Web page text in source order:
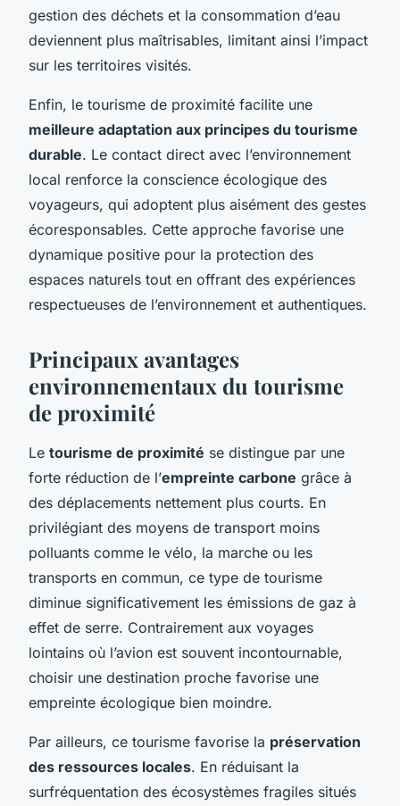
gestion des déchets et la consommation d’eau
deviennent plus maîtrisables, limitant ainsi l’impact
sur les territoires visités.
Enfin, le tourisme de proximité facilite une
meilleure adaptation aux principes du tourisme
durable. Le contact direct avec l’environnement
local renforce la conscience écologique des
voyageurs, qui adoptent plus aisément des gestes
écoresponsables. Cette approche favorise une
dynamique positive pour la protection des
espaces naturels tout en offrant des expériences
respectueuses de l’environnement et authentiques.
Principaux avantages
environnementaux du tourisme
de proximité
Le tourisme de proximité se distingue par une
forte réduction de l’empreinte carbone grâce à
des déplacements nettement plus courts. En
privilégiant des moyens de transport moins
polluants comme le vélo, la marche ou les
transports en commun, ce type de tourisme
diminue significativement les émissions de gaz à
effet de serre. Contrairement aux voyages
lointains où l’avion est souvent incontournable,
choisir une destination proche favorise une
empreinte écologique bien moindre.
Par ailleurs, ce tourisme favorise la préservation
des ressources locales. En réduisant la
surfréquentation des écosystèmes fragiles situés